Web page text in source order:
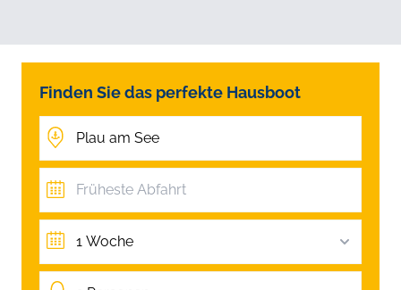
Finden Sie das perfekte Hausboot
1 Woche